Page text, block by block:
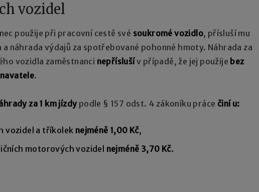
vozidel
použije při pracovní cestě své soukromé vozidlo, přísluší mu
a náhrada výdajů za spotřebované pohonné hmoty. Náhrada za
vozidla zaměstnanci nepříslušív případě, že jej použije bez
.
za 1 km jízdy podle § 157 odst. 4 zákoníku práce činí u:
vozidel a tříkolek nejméně 1,00 Kč,
motorových vozidel nejméně 3,70 Kč.